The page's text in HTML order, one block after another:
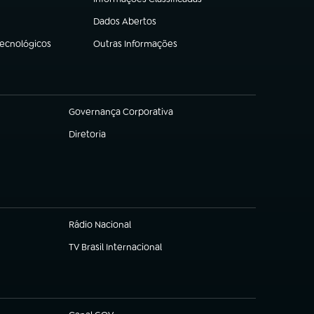
(abre em nova aba)
Dados Abertos
(abre em nova aba)
Outras Informações
(abre em nova aba)
Governança Corporativa
(abre em nova aba)
Diretoria
(abre em nova aba)
Rádio Nacional
TV Brasil Internacional
(abre em nova aba)